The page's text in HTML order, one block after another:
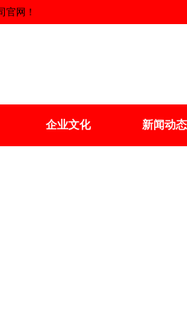
官网！
企业文化 新闻动态